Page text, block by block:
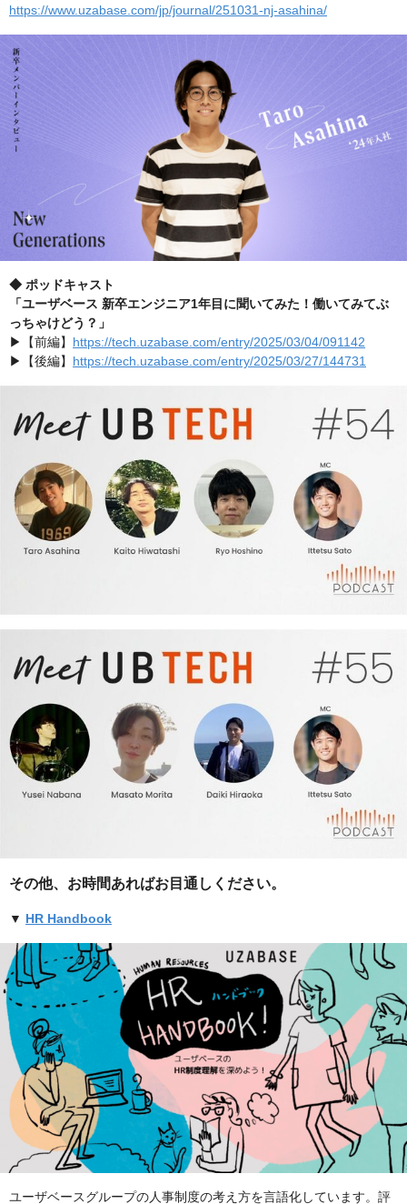
https://www.uzabase.com/jp/journal/251031-nj-asahina/
◆ ポッドキャスト
「ユーザベース 新卒エンジニア1年目に聞いてみた！働いてみてぶ
っちゃけどう？」
▶︎【前編】 https://tech.uzabase.com/entry/2025/03/04/091142
▶︎【後編】 https://tech.uzabase.com/entry/2025/03/27/144731
その他、お時間あればお目通しください。
▼ HR Handbook
ユーザベースグループの人事制度の考え方を言語化しています。評